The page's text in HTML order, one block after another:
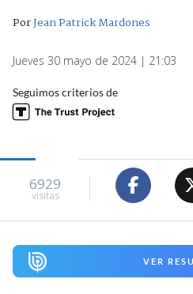
PorJean Patrick Mardones
Jueves 30 mayo de 2024 | 21:03
Seguimos criterios de
6929
visitas
VER